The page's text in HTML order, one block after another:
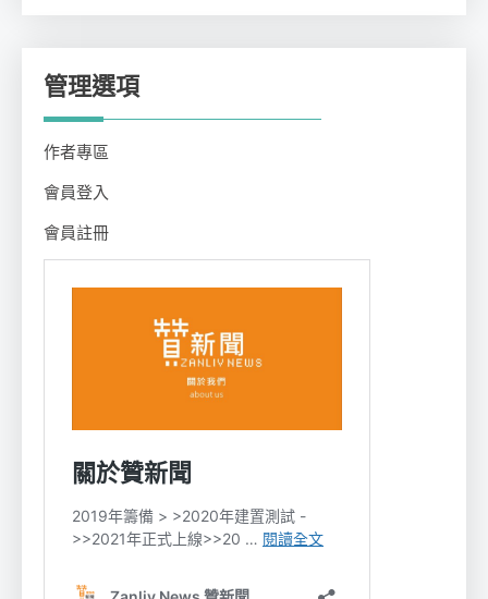
管理選項
作者專區
會員登入
會員註冊